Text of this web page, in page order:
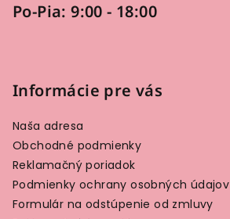
Po-Pia: 9:00 - 18:00
Informácie pre vás
Naša adresa
Obchodné podmienky
Reklamačný poriadok
Podmienky ochrany osobných údajov
Formulár na odstúpenie od zmluvy